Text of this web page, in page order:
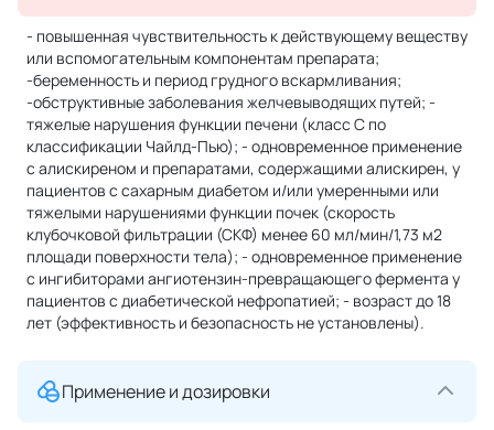
- повышенная чувствительность к действующему веществу
или вспомогательным компонентам препарата;
-беременность и период грудного вскармливания;
-обструктивные заболевания желчевыводящих путей; -
тяжелые нарушения функции печени (класс С по
классификации Чайлд-Пью); - одновременное применение
с алискиреном и препаратами, содержащими алискирен, у
пациентов с сахарным диабетом и/или умеренными или
тяжелыми нарушениями функции почек (скорость
клубочковой фильтрации (СКФ) менее 60 мл/мин/1,73 м2
площади поверхности тела); - одновременное применение
с ингибиторами ангиотензин-превращающего фермента у
пациентов с диабетической нефропатией; - возраст до 18
лет (эффективность и безопасность не установлены).
Применение и дозировки